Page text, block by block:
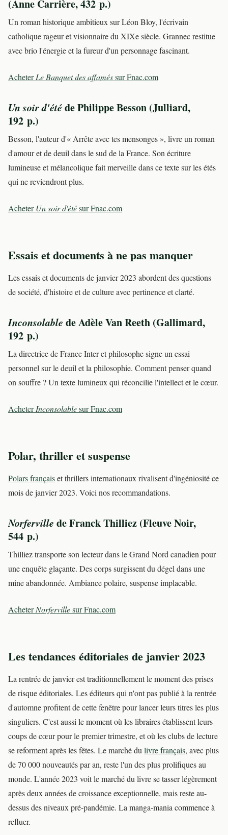
(Anne Carrière, 432 p.)
Un roman historique ambitieux sur Léon Bloy, l'écrivain
catholique rageur et visionnaire du XIXe siècle. Grannec restitue
avec brio l'énergie et la fureur d'un personnage fascinant.
AcheterLe Banquet des affaméssur Fnac.com
Un soir d'étéde Philippe Besson (Julliard,
192 p.)
Besson, l'auteur d'« Arrête avec tes mensonges », livre un roman
d'amour et de deuil dans le sud de la France. Son écriture
lumineuse et mélancolique fait merveille dans ce texte sur les étés
qui ne reviendront plus.
AcheterUn soir d'étésur Fnac.com
Essais et documents à ne pas manquer
Les essais et documents de janvier 2023 abordent des questions
de société, d'histoire et de culture avec pertinence et clarté.
Inconsolable de Adèle Van Reeth (Gallimard,
192 p.)
La directrice de France Inter et philosophe signe un essai
personnel sur le deuil et la philosophie. Comment penser quand
on souffre ? Un texte lumineux qui réconcilie l'intellect et le cœur.
AcheterInconsolablesur Fnac.com
Polar, thriller et suspense
Polars françaiset thrillers internationaux rivalisent d'ingéniosité ce
mois de janvier 2023. Voici nos recommandations.
Norferville de Franck Thilliez (Fleuve Noir,
544 p.)
Thilliez transporte son lecteur dans le Grand Nord canadien pour
une enquête glaçante. Des corps surgissent du dégel dans une
mine abandonnée. Ambiance polaire, suspense implacable.
AcheterNorfervillesur Fnac.com
Les tendances éditoriales de janvier 2023
La rentrée de janvier est traditionnellement le moment des prises
de risque éditoriales. Les éditeurs qui n'ont pas publié à la rentrée
d'automne profitent de cette fenêtre pour lancer leurs titres les plus
singuliers. C'est aussi le moment où les libraires établissent leurs
coups de cœur pour le premier trimestre, et où les clubs de lecture
se reforment après les fêtes. Le marché dulivre français, avec plus
de 70 000 nouveautés par an, reste l'un des plus prolifiques au
monde. L'année 2023 voit le marché du livre se tasser légèrement
après deux années de croissance exceptionnelle, mais reste au-
dessus des niveaux pré-pandémie. La manga-mania commence à
refluer.